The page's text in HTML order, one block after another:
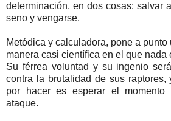
determinación, en dos cosas: salvar
seno y vengarse.
Metódica y calculadora, pone a
manera casi científica en el que nada
Su férrea voluntad y su ingenio
contra la brutalidad de sus
por hacer es esperar el
ataque.